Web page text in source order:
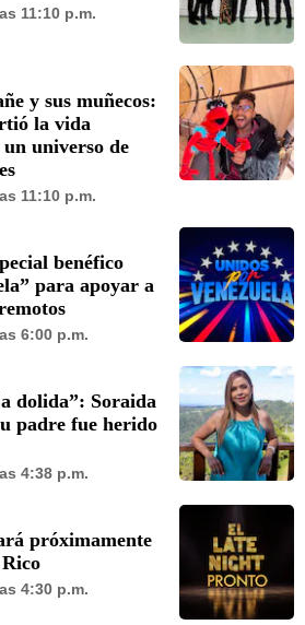
11:10 p.m.
y sus muñecos:
la vida
universo de
11:10 p.m.
benéfico
para apoyar a
6:00 p.m.
dolida”: Soraida
padre fue herido
4:38 p.m.
próximamente
4:30 p.m.